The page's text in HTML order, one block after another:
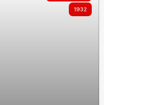
1932